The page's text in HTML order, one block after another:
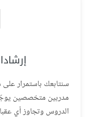
سنتابعك باستمرار
مدربين متخصصين
الدروس وتجاوز أي